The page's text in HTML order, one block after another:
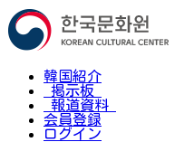
韓国紹介
掲示板
報道資料
会員登録
ログイン